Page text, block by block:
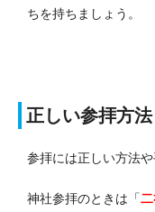
ちを持ちましょう。
正しい参拝方
参拝には正しい方法や
神社参拝のときは「